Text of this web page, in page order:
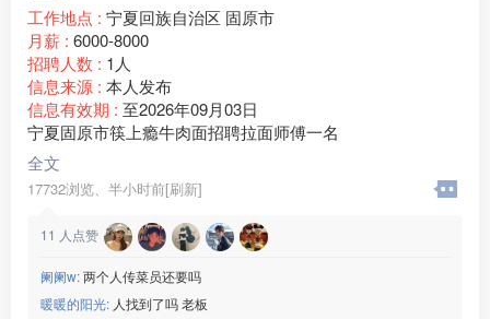
工作地点 : 宁夏回族自治区 固原市
月薪 : 6000-8000
招聘人数 : 1人
信息来源 : 本人发布
信息有效期 : 至2026年09月03日
宁夏固原市筷上瘾牛肉面招聘拉面师傅一名
全文
17732浏览、 半小时前[刷新]
11 人点赞
阑阑w:两个人传菜员还要吗
暖暖的阳光: 人找到了吗 老板